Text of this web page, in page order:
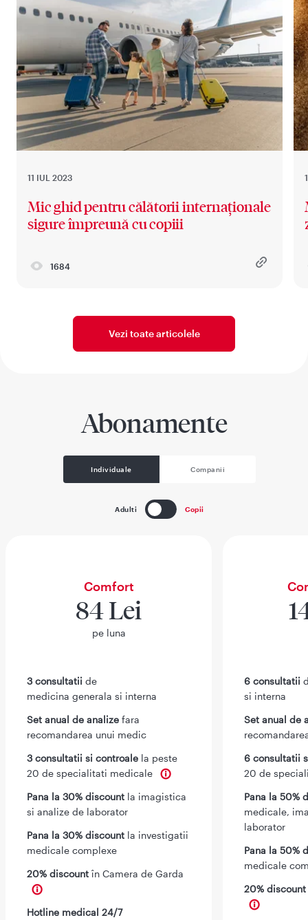
11 IUL 2023
Mic ghid pentru călătorii internaționale
sigure împreună cu copiii
1684
Vezi toate articolele
Abonamente
Individuale Companii
Adulti Copii
Comfort
84 Lei
pe luna
3 consultatii de
medicina generala si interna
Set anual de analize fara
recomandarea unui medic
3 consultatii si controale la peste
20 de specialitati medicale
Pana la 30% discount la imagistica
si analize de laborator
Pana la 30% discount la investigatii
medicale complexe
20% discount în Camera de Garda
Hotline medical 24/7
6 consultatii
si interna
Set anual de
6 consultatii
20 de
Pana la 50%
medicale,
laborator
Pana la 50%
medicale
20%